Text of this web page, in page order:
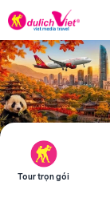
Tour trọn gói